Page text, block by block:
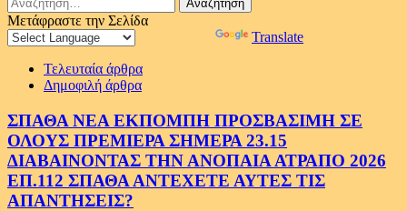
για:
Μετάφραστε την Σελίδα
Translate
Τελευταία άρθρα
Δημοφιλή άρθρα
ΣΠΑΘΑ ΝΕΑ ΕΚΠΟΜΠΗ ΠΡΟΣΒΑΣΙΜΗ ΣΕ
ΟΛΟΥΣ ΠΡΕΜΙΕΡΑ ΣΗΜΕΡΑ 23.15
ΔΙΑΒΑΙΝΟΝΤΑΣ ΤΗΝ ΑΝΟΠΑΙΑ ΑΤΡΑΠΟ 2026
ΕΠ.112 ΣΠΑΘΑ ΑΝΤΕΧΕΤΕ ΑΥΤΕΣ ΤΙΣ
ΑΠΑΝΤΗΣΕΙΣ?